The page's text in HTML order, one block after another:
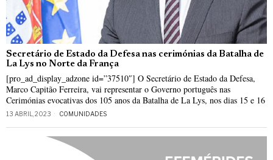
Secretário de Estado da Defesa nas cerimónias da Batalha de
La Lys no Norte da França
[pro_ad_display_adzone id=”37510″] O Secretário de Estado da Defesa,
Marco Capitão Ferreira, vai representar o Governo português nas
Cerimónias evocativas dos 105 anos da Batalha de La Lys, nos dias 15 e 16
13 ABRIL, 2023 COMUNIDADES